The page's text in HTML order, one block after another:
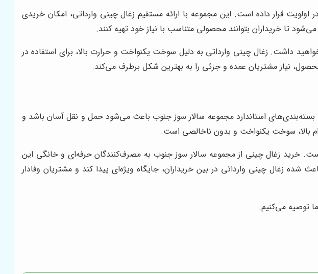
قرار داده است. این مجموعه با ارائه مستقیم زغال چینی وارداتی، امکان خریدی
تا خریداران بتوانند محصولی متناسب با نیاز خود تهیه کنند.
داشت. زغال چینی وارداتی به دلیل سوخت یکنواخت و حرارت بالا، برای استفاده در
نیاز مشتریان عمده و جزئی را به بهترین شکل برطرف می‌کند.
استاندارد مجموعه سالار سوز جنوب باعث می‌شود حمل و نقل آسان باشد و
بالا، سوخت یکنواخت و بدون ناخالصی است.
خرید زغال چینی از مجموعه سالار سوز جنوب به مصرف‌کنندگان حرفه‌ای و خانگی این
زغال چینی وارداتی در بین خریداران، جایگاه ویژه‌ای پیدا کند و مشتریان وفادار
توصیه می‌کنیم.